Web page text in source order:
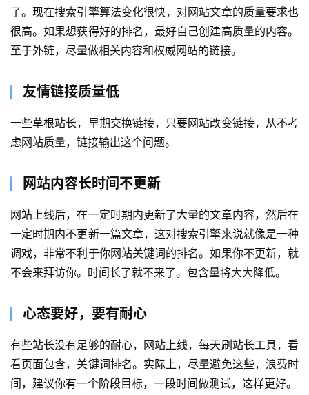
首
页
案
务
开
发
了。现在搜索引擎算法变化很快，对网站文章的质量要求也
很高。如果想获得好的排名，最好自己创建高质量的内容。
至于外链，尽量做相关内容和权威网站的链接。
友情链接质量低
一些草根站长，早期交换链接，只要网站改变链接，从不考
虑网站质量，链接输出这个问题。
网站内容长时间不更新
网站上线后，在一定时期内更新了大量的文章内容，然后在
一定时期内不更新一篇文章，这对搜索引擎来说就像是一种
调戏，非常不利于你网站关键词的排名。如果你不更新，就
不会来拜访你。时间长了就不来了。包含量将大大降低。
心态要好，要有耐心
有些站长没有足够的耐心，网站上线，每天刷站长工具，看
看页面包含，关键词排名。实际上，尽量避免这些，浪费时
间，建议你有一个阶段目标，一段时间做测试，这样更好。